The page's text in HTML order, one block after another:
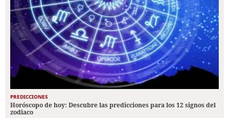
PREDICCIONES
Horóscopo de hoy: Descubre las predicciones para los 12 signos del
zodiaco